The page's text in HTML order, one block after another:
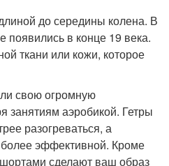
до середины колена. В
в конце 19 века.
ткани или кожи, которое
свою огромную
занятиям аэробикой. Гетры
разогреваться, а
более эффективной. Кроме
сделают ваш образ